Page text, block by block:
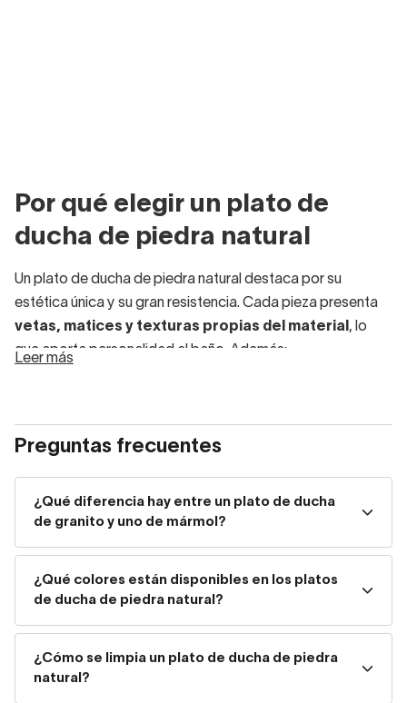
Por qué elegir un plato de
ducha de piedra natural
Un plato de ducha de piedra natural destaca por su
estética única y su gran resistencia. Cada pieza presenta
vetas, matices y texturas propias del material , lo
que aporta personalidad al baño. Además:
Excelente comportamiento frente a la humedad.
Superficie antideslizante según acabado.
Es una opción especialmente recomendada en reformas
sofisticado.
Tipos de platos de ducha de
Leer más
Preguntas frecuentes
¿Qué diferencia hay entre un plato de ducha
de granito y uno de mármol?
¿Qué colores están disponibles en los platos
de ducha de piedra natural?
¿Cómo se limpia un plato de ducha de piedra
natural?